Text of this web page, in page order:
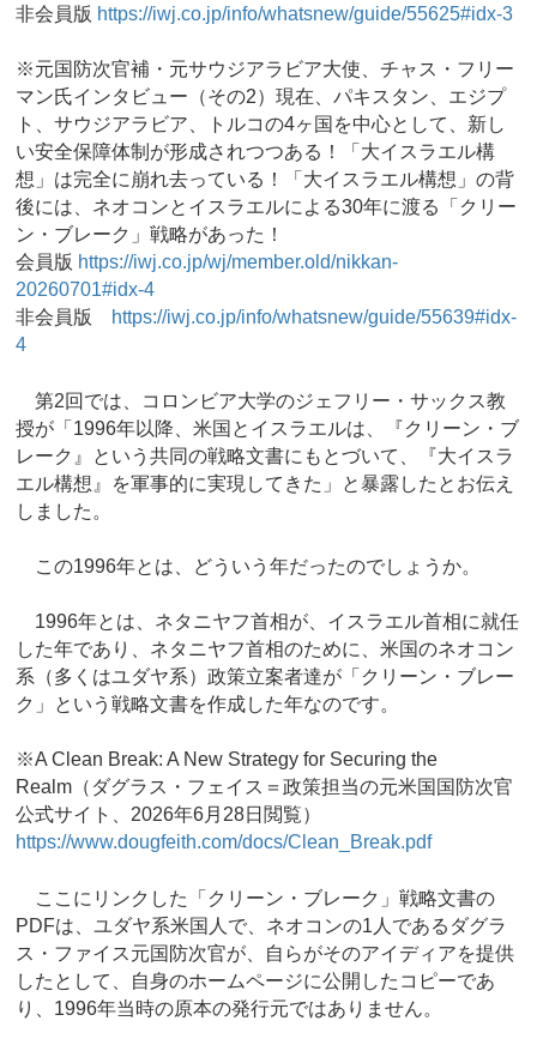
非会員版 https://iwj.co.jp/info/whatsnew/guide/55625#idx-3
※元国防次官補・元サウジアラビア大使、チャス・フリー
マン氏インタビュー（その2）現在、パキスタン、エジプ
ト、サウジアラビア、トルコの4ヶ国を中心として、新し
い安全保障体制が形成されつつある！「大イスラエル構
想」は完全に崩れ去っている！「大イスラエル構想」の背
後には、ネオコンとイスラエルによる30年に渡る「クリー
ン・ブレーク」戦略があった！
会員版 https://iwj.co.jp/wj/member.old/nikkan-
20260701#idx-4
非会員版 https://iwj.co.jp/info/whatsnew/guide/55639#idx-
4
第2回では、コロンビア大学のジェフリー・サックス教
授が「1996年以降、米国とイスラエルは、『クリーン・ブ
レーク』という共同の戦略文書にもとづいて、『大イスラ
エル構想』を軍事的に実現してきた」と暴露したとお伝え
しました。
この1996年とは、どういう年だったのでしょうか。
1996年とは、ネタニヤフ首相が、イスラエル首相に就任
した年であり、ネタニヤフ首相のために、米国のネオコン
系（多くはユダヤ系）政策立案者達が「クリーン・ブレー
ク」という戦略文書を作成した年なのです。
※A Clean Break: A New Strategy for Securing the
Realm（ダグラス・フェイス＝政策担当の元米国国防次官
公式サイト、2026年6月28日閲覧）
https://www.dougfeith.com/docs/Clean_Break.pdf
ここにリンクした「クリーン・ブレーク」戦略文書の
PDFは、ユダヤ系米国人で、ネオコンの1人であるダグラ
ス・ファイス元国防次官が、自らがそのアイディアを提供
したとして、自身のホームページに公開したコピーであ
り、1996年当時の原本の発行元ではありません。